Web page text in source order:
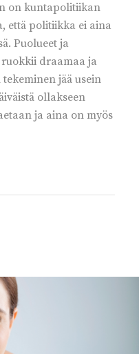
on kuntapolitiikan
että politiikka ei aina
Puolueet ja
draamaa ja
jää usein
ollakseen
ja aina on myös